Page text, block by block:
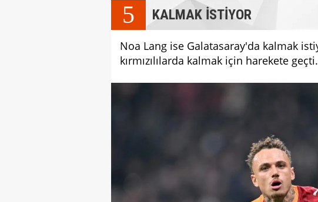
5 KALMAK İSTİYOR
Noa Lang ise Galatasaray'da kalmak
kırmızılılarda kalmak için harekete geçti.